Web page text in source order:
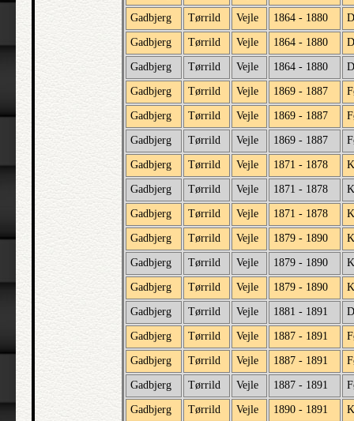
Gadbjerg Tørrild Vejle 1864 - 1880
Gadbjerg Tørrild Vejle 1864 - 1880
Gadbjerg Tørrild Vejle 1864 - 1880
Gadbjerg Tørrild Vejle 1869 - 1887
Gadbjerg Tørrild Vejle 1869 - 1887
Gadbjerg Tørrild Vejle 1869 - 1887
Gadbjerg Tørrild Vejle 1871 - 1878
Gadbjerg Tørrild Vejle 1871 - 1878
Gadbjerg Tørrild Vejle 1871 - 1878
Gadbjerg Tørrild Vejle 1879 - 1890
Gadbjerg Tørrild Vejle 1879 - 1890
Gadbjerg Tørrild Vejle 1879 - 1890
Gadbjerg Tørrild Vejle 1881 - 1891
Gadbjerg Tørrild Vejle 1887 - 1891
Gadbjerg Tørrild Vejle 1887 - 1891
Gadbjerg Tørrild Vejle 1887 - 1891
Gadbjerg Tørrild Vejle 1890 - 1891